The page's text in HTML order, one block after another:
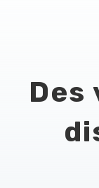
Des